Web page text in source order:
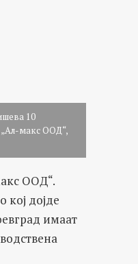
10
„Ал-макс ООД“,
ООД“.
кој дојде
имаат